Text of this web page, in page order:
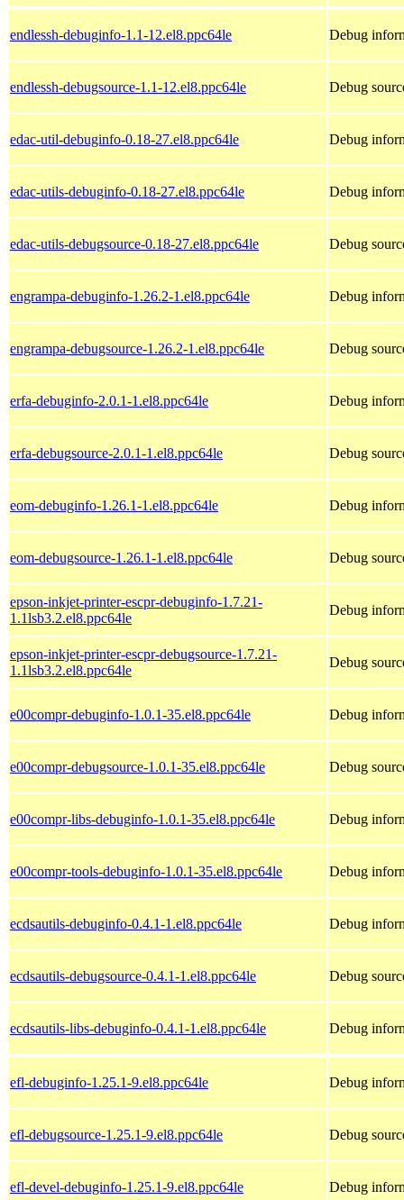
endlessh-debuginfo-1.1-12.el8.ppc64le Debug
endlessh-debugsource-1.1-12.el8.ppc64le Debug
edac-util-debuginfo-0.18-27.el8.ppc64le Debug
edac-utils-debuginfo-0.18-27.el8.ppc64le Debug
edac-utils-debugsource-0.18-27.el8.ppc64le Debug
engrampa-debuginfo-1.26.2-1.el8.ppc64le Debug
engrampa-debugsource-1.26.2-1.el8.ppc64le Debug
erfa-debuginfo-2.0.1-1.el8.ppc64le Debug
erfa-debugsource-2.0.1-1.el8.ppc64le Debug
eom-debuginfo-1.26.1-1.el8.ppc64le Debug
eom-debugsource-1.26.1-1.el8.ppc64le Debug
epson-inkjet-printer-escpr-debuginfo-1.7.21-
1.1lsb3.2.el8.ppc64le
Debug
epson-inkjet-printer-escpr-debugsource-1.7.21-
1.1lsb3.2.el8.ppc64le
Debug
e00compr-debuginfo-1.0.1-35.el8.ppc64le Debug
e00compr-debugsource-1.0.1-35.el8.ppc64le Debug
e00compr-libs-debuginfo-1.0.1-35.el8.ppc64le Debug
e00compr-tools-debuginfo-1.0.1-35.el8.ppc64le Debug
ecdsautils-debuginfo-0.4.1-1.el8.ppc64le Debug
ecdsautils-debugsource-0.4.1-1.el8.ppc64le Debug
ecdsautils-libs-debuginfo-0.4.1-1.el8.ppc64le Debug
efl-debuginfo-1.25.1-9.el8.ppc64le Debug
efl-debugsource-1.25.1-9.el8.ppc64le Debug
efl-devel-debuginfo-1.25.1-9.el8.ppc64le Debug